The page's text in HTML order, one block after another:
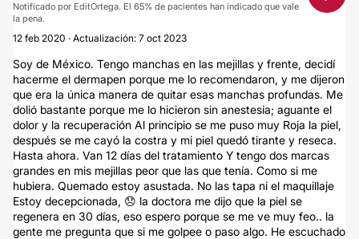
Notificado por EditOrtega. El 65% de pacientes han indicado que vale
la pena.
12 feb 2020 · Actualización: 7 oct 2023
Soy de México. Tengo manchas en las mejillas y frente, decidí
hacerme el dermapen porque me lo recomendaron, y me dijeron
que era la única manera de quitar esas manchas profundas. Me
dolió bastante porque me lo hicieron sin anestesia; aguante el
dolor y la recuperación Al principio se me puso muy Roja la piel,
después se me cayó la costra y mi piel quedó tirante y reseca.
Hasta ahora. Van 12 días del tratamiento Y tengo dos marcas
grandes en mis mejillas peor que las que tenía. Como si me
hubiera. Quemado estoy asustada. No las tapa ni el maquillaje
Estoy decepcionada, 😞 la doctora me dijo que la piel se
regenera en 30 días, eso espero porque se me ve muy feo.. la
gente me pregunta que si me golpee o paso algo. He escuchado